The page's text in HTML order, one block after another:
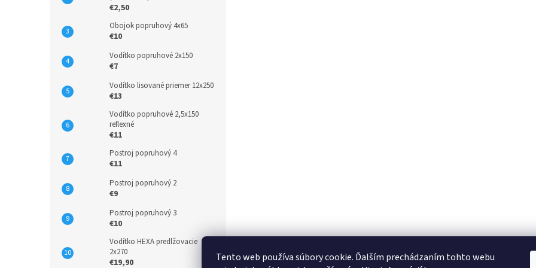
Tento web používa súbory cookie. Ďalším prechádzaním tohto webu
€2,50
Obojok popruhový 4x65
€10
Vodítko popruhové 2x150
€7
Vodítko lisované priemer 12x250
€13
Vodítko popruhové 2,5x150
reflexné
€11
Postroj popruhový 4
€11
Postroj popruhový 2
€9
Postroj popruhový 3
€10
Vodítko HEXA predlžovacie
2x270
€19,90